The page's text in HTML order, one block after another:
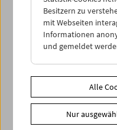
Share on
Besitzern zu
mit Webseiten
Informationen
und gemeldet
Alle
Nur